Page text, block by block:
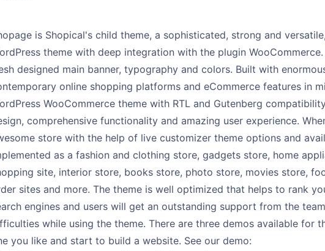
is Shopical's child theme, a sophisticated, strong and
theme with deep integration with the plugin
designed main banner, typography and colors. Built with
online shopping platforms and eCommerce features in
WooCommerce theme with RTL and Gutenberg
comprehensive functionality and amazing user experience.
store with the help of live customizer theme options and
as a fashion and clothing store, gadgets store, home
site, interior store, books store, photo store, movies store,
sites and more. The theme is well optimized that helps to rank
engines and users will get an outstanding support from the
while using the theme. There are three demos available for
you like and start to build a website. See our demo: